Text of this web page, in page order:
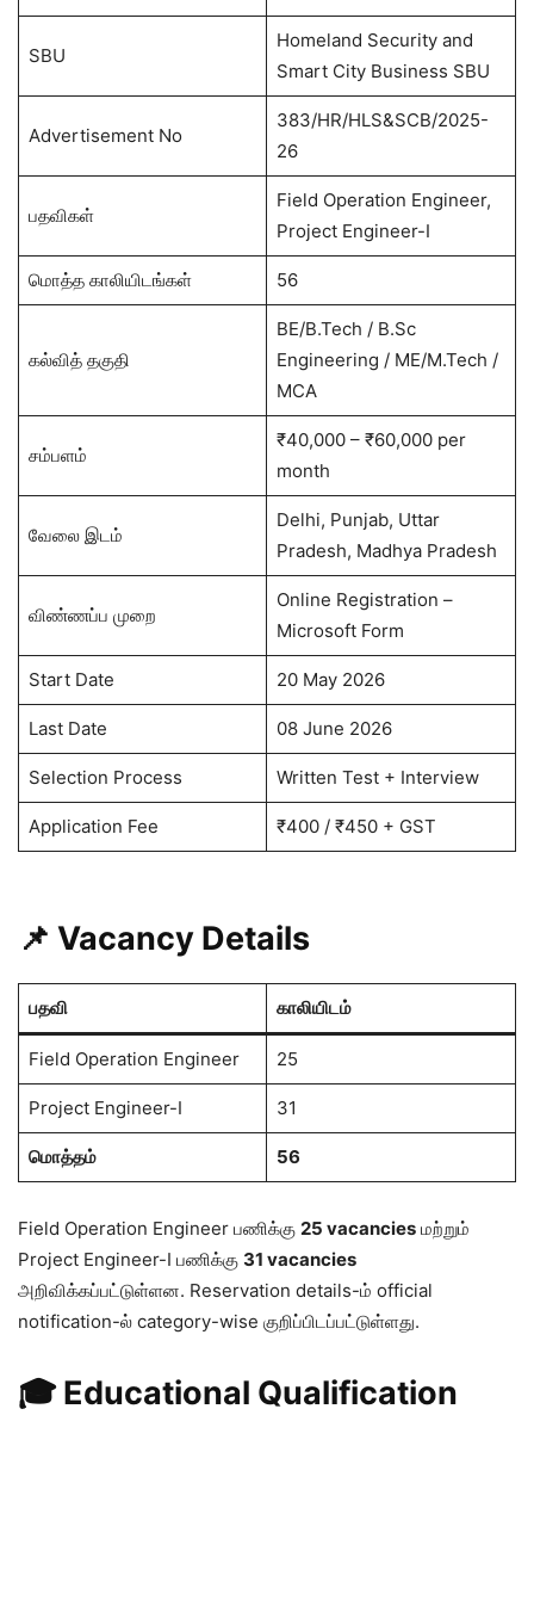
SBU
Homeland Security and
Smart City Business SBU
Advertisement No
383/HR/HLS&SCB/2025-
26
பதவிகள்
Field Operation Engineer,
Project Engineer-I
மொத்த காலியிடங்கள் 56
கல்வித் தகுதி
BE/B.Tech / B.Sc
Engineering / ME/M.Tech /
MCA
சம்பளம்
₹40,000 – ₹60,000 per
month
வேலை இடம்
Delhi, Punjab, Uttar
Pradesh, Madhya Pradesh
விண்ணப்ப முறை
Online Registration –
Microsoft Form
Start Date 20 May 2026
Last Date 08 June 2026
Selection Process Written Test + Interview
Application Fee ₹400 / ₹450 + GST
📌 Vacancy Details
பதவி காலியிடம்
Field Operation Engineer 25
Project Engineer-I 31
மொத்தம் 56
Field Operation Engineer பணிக்கு 25 vacancies மற்றும்
Project Engineer-I பணிக்கு 31 vacancies
அறிவிக்கப்பட்டுள்ளன. Reservation details-ம் official
notification-ல் category-wise குறிப்பிடப்பட்டுள்ளது.
🎓 Educational Qualification